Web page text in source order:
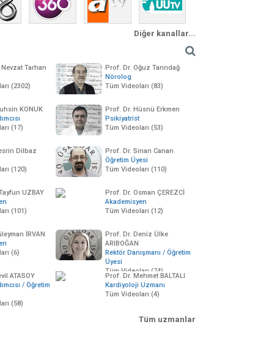
Üvey Baba,
00:00:00
Tüketim Alışkanlığı ve Ruh
Sağlığı
Diğer kanallar...
Tarhan
(2302)
Prof. Dr. Oğuz Tanrıdağ
Nörolog
Tüm Videoları (83)
KONUK
(17)
Prof. Dr. Hüsnü Erkmen
Psikiyatrist
Tüm Videoları (53)
Dilbaz
(120)
Prof. Dr. Sinan Canan
Öğretim Üyesi
Tüm Videoları (110)
UZBAY
(101)
Prof. Dr. Osman ÇEREZCİ
Akademisyen
Tüm Videoları (12)
İRVAN
(6)
Prof. Dr. Deniz Ülke
ARIBOĞAN
Rektör Danışmanı / Öğretim
Üyesi
Tüm Videoları (74)
ATASOY
/ Öğretim
(58)
Prof. Dr. Mehmet BALTALI
Kardiyoloji Uzmanı
Tüm Videoları (4)
Tüm uzmanlar